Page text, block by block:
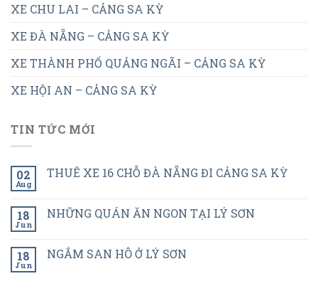
XE CHU LAI – CẢNG SA KỲ
XE ĐÀ NẴNG – CẢNG SA KỲ
XE THÀNH PHỐ QUẢNG NGÃI – CẢNG SA KỲ
XE HỘI AN – CẢNG SA KỲ
TIN TỨC MỚI
02
Aug
THUÊ XE 16 CHỖ ĐÀ NẴNG ĐI CẢNG SA KỲ
18
Jun
NHỮNG QUÁN ĂN NGON TẠI LÝ SƠN
18
Jun
NGẮM SAN HÔ Ở LÝ SƠN